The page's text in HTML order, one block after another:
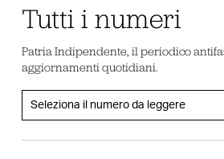
Tutti i numeri
Patria Indipendente, il periodico
aggiornamenti quotidiani.